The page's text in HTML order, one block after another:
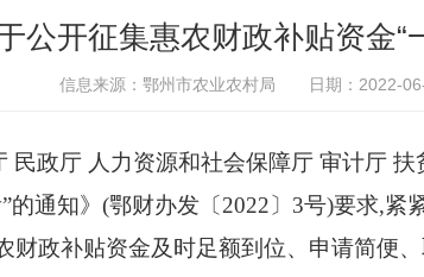
公开征集惠农财政补贴资金“
信息来源：鄂州市农业农村局 日期：2022-
民政厅 人力资源和社会保障厅 审计厅
的通知》(鄂财办发〔2022〕3号)要求,
财政补贴资金及时足额到位、申请简便